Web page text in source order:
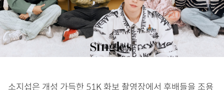
소지섭은 개성 가득한 51K 화보 촬영장에서 후배들을 조용